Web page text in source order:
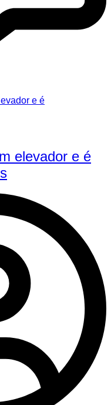
elevador e é